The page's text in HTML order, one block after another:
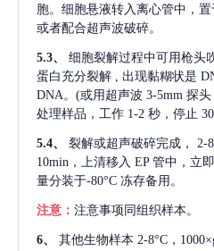
胞。细胞悬液转入离心管中，置
或者配合超声波破碎。
5.3、
细胞裂解过程中可用枪头
蛋白充分裂解 , 出现黏糊状是
DNA。(或用超声波 3-5mm 探
处理样品，工作 1-2 秒，停止
5.4、 裂解或超声破碎完成，
2-
10min，上清移入 EP 管中，立
量分装于-80°C 冻存备用。
注意： 注意事项同组织样本。
6、 其他生物样本 2-8°C，